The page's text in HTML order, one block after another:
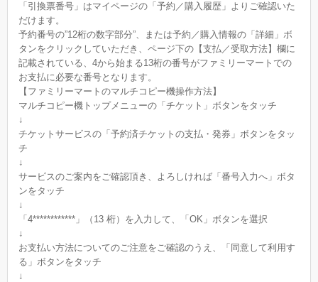
「引換票番号」はマイページの「予約／購入履歴」よりご確認いた
だけます。
予約番号の”12桁の数字部分”、または予約／購入情報の「詳細」ボ
タンをクリックしていただき、ページ下の【支払／受取方法】欄に
記載されている、4から始まる13桁の番号がファミリーマートでの
お支払に必要な番号となります。
【ファミリーマートのマルチコピー機操作方法】
マルチコピー機トップメニューの「チケット」ボタンをタッチ
↓
チケットサービスの「予約済チケットの支払・発券」ボタンをタッ
チ
↓
サービスのご案内をご確認頂き、よろしければ「番号入力へ」ボタ
ンをタッチ
↓
「4************」（13 桁）を入力して、「OK」ボタンを選択
↓
お支払い方法についてのご注意をご確認のうえ、「同意して利用す
る」ボタンをタッチ
↓